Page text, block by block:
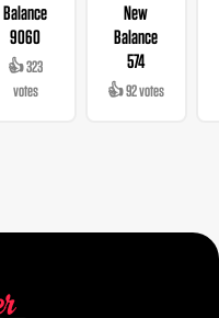
Balance
9060
👍 323
votes
New
Balance
574
👍 92 votes